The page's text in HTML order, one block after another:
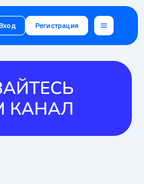
Регистрация